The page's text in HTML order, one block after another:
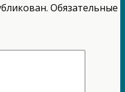
Обязательные